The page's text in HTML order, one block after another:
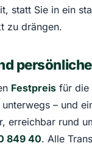
statt Sie in ein
zu drängen.
Festpreis für die
– und
erreichbar rund
849 40. Alle